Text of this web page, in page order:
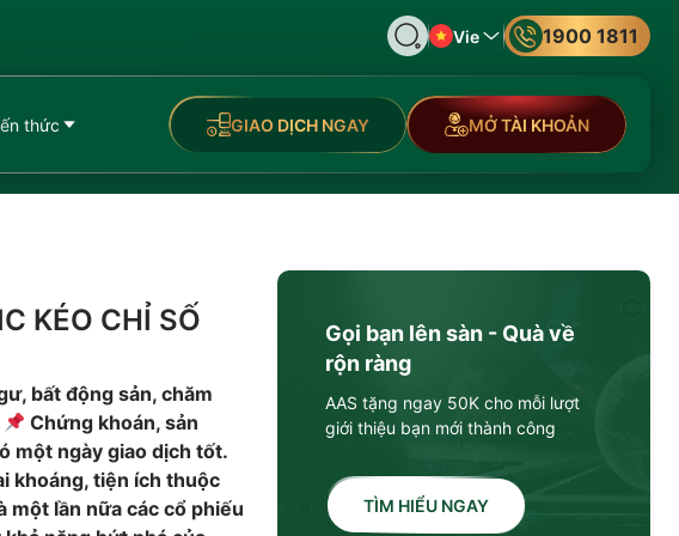
Vie 1900 1811
thức GIAO DỊCH NGAY MỞ TÀI KHOẢN
KÉO CHỈ SỐ
bất động sản, chăm
Chứng khoán, sản
một ngày giao dịch tốt.
khoáng, tiện ích thuộc
một lần nữa các cổ phiếu
Gọi bạn lên sàn - Quà về
rộn ràng
AAS tặng ngay 50K cho mỗi lượt
giới thiệu bạn mới thành công
TÌM HIỂU NGAY